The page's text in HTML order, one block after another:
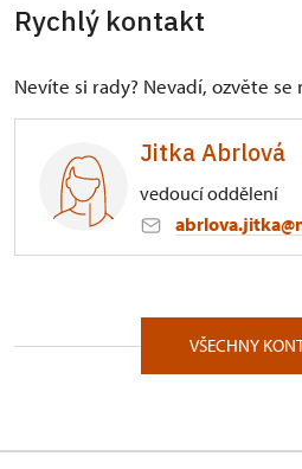
Rychlý kontakt
Nevíte si rady? Nevadí, ozvěte
Jitka Abrlová
vedoucí oddělení
Blanenská 1/, Rájec-
VŠECHNY